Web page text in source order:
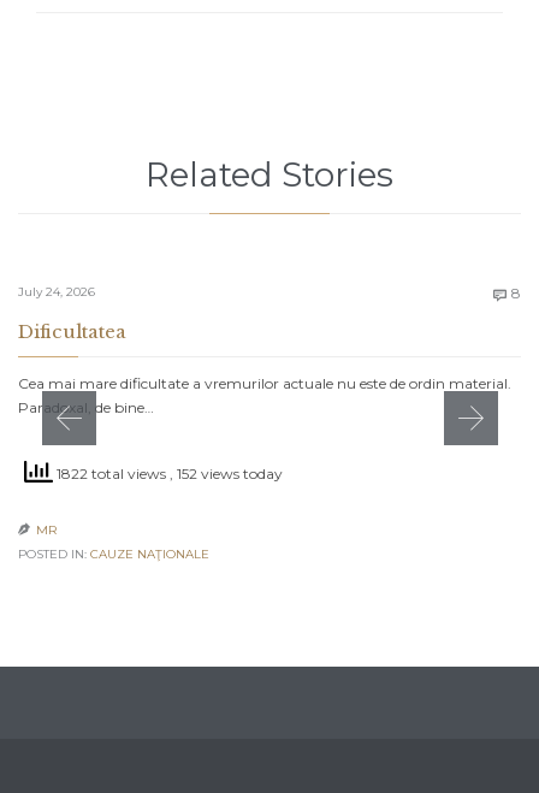
Related Stories
July 24, 2026  8
Dificultatea
Cea mai mare dificultate a vremurilor actuale nu este de ordin material.
Paradoxal, de bine…
1822 total views , 152 views today
 MR
POSTED IN: CAUZE NAŢIONALE